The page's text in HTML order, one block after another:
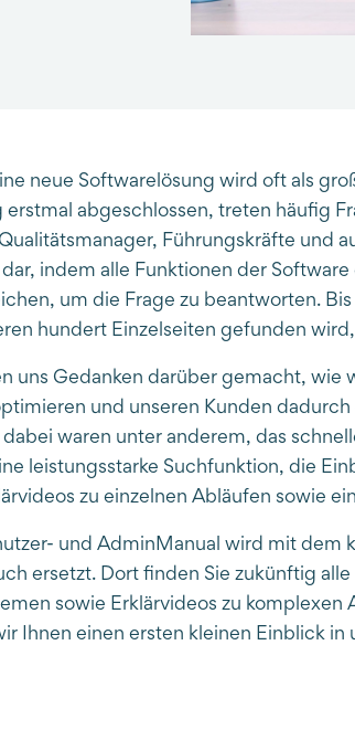
neue Softwarelösung wird oft als
abgeschlossen, treten häufig
Führungskräfte und
indem alle Funktionen der
um die Frage zu beantworten.
hundert Einzelseiten gefunden
uns Gedanken darüber gemacht, wie
und unseren Kunden
dabei waren unter anderem, das
leistungsstarke Suchfunktion, die
zu einzelnen Abläufen sowie
und AdminManual wird mit dem
ersetzt. Dort finden Sie zukünftig
sowie Erklärvideos zu
Ihnen einen ersten kleinen Einblick